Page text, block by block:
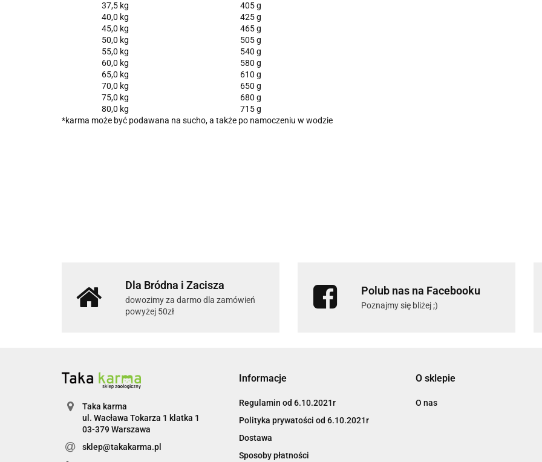
37,5 kg
405 g
40,0 kg
425 g
45,0 kg
465 g
50,0 kg
505 g
55,0 kg
540 g
60,0 kg
580 g
65,0 kg
610 g
70,0 kg
650 g
75,0 kg
680 g
80,0 kg
715 g
*karma może być podawana na sucho, a także po namoczeniu w wodzie
Dla Bródna i Zacisza
dowozimy za darmo dla zamówień
powyżej 50zł
Polub nas na Facebooku
Poznajmy się bliżej ;)
Taka karma
ul. Wacława Tokarza 1 klatka 1
03-379 Warszawa
sklep@takakarma.pl
Informacje
Regulamin od 6.10.2021r
Polityka prywatości od 6.10.2021r
Dostawa
Sposoby płatności
O sklepie
O nas